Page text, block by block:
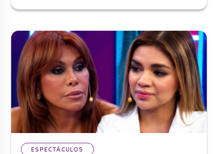
ESPECTÁCULOS